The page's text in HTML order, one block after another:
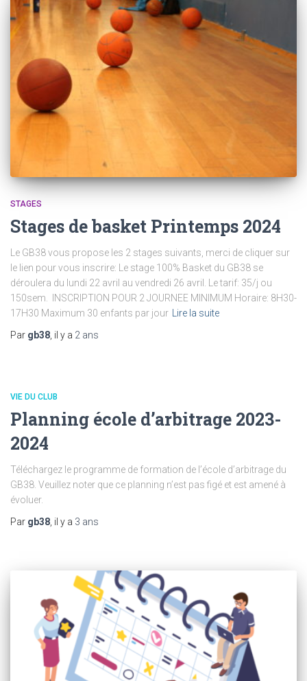
STAGES
Stages de basket Printemps 2024
Le GB38 vous propose les 2 stages suivants, merci de cliquer sur
le lien pour vous inscrire: Le stage 100% Basket du GB38 se
déroulera du lundi 22 avril au vendredi 26 avril. Le tarif: 35/j ou
150sem. INSCRIPTION POUR 2 JOURNEE MINIMUM Horaire: 8H30-
17H30 Maximum 30 enfants par jour
Lire la suite
Par gb38 , il y a 2 ans
VIE DU CLUB
Planning école d’arbitrage 2023-
2024
Téléchargez le programme de formation de l’école d’arbitrage du
GB38. Veuillez noter que ce planning n’est pas figé et est amené à
évoluer.
Par gb38 , il y a 3 ans